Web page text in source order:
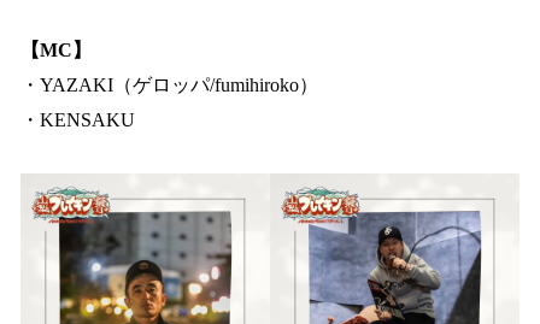
【MC】
・YAZAKI（ゲロッパ/fumihiroko）
・KENSAKU